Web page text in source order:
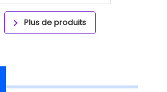
Plus de produits